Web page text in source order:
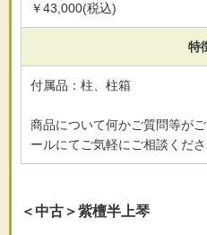
￥43,000(税込)
特
付属品：柱、柱箱
商品について何かご質問等が
ールにてご気軽にご相談くださ
＜中古＞紫檀半上琴